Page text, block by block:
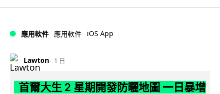
應用軟件 應用軟件 iOS App
Lawton 1 日
首爾大生 2 星期開發防曬地圖 一日暴增